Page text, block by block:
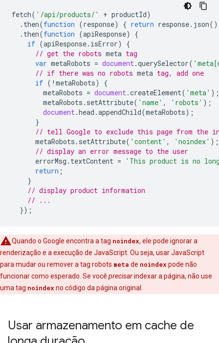
fetch( '/api/products/' + productId)
. then(function (response) { return response. json
. then(function (apiResponse)
{
if (apiResponse. isError)
{
// get the robots meta tag
var metaRobots = document.querySelector(
// if there was no robots meta tag, add one
if ( ! metaRobots)
{
metaRobots = document.createElement( 'meta' );
metaRobots . setAttribute( 'name' , 'robots' );
document.head .appendChild(metaRobots);
}
// tell Google to exclude this page from the
metaRobots . setAttribute( 'content' , 'noindex' );
// display an error message to the user
errorMsg . textContent =
'This product is no
return ;
}
// display product information
// ...
});
Quando o Google encontra a tag noindex, ele pode ignorar a
renderização e a execução de JavaScript. Ou seja, usar JavaScript
para mudar ou remover a tag robots meta de noindex pode não
funcionar como esperado. Se você precisarindexar a página, não use
uma tag noindex no código da página original.
Usar armazenamento em cache de